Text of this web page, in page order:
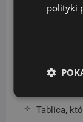
Nowe
Tablica,
polityki